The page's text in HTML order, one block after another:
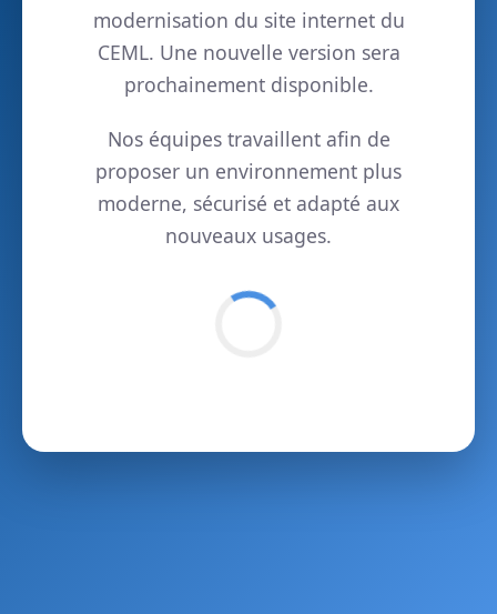
modernisation du site internet du
CEML. Une nouvelle version sera
prochainement disponible.
Nos équipes travaillent afin de
proposer un environnement plus
moderne, sécurisé et adapté aux
nouveaux usages.